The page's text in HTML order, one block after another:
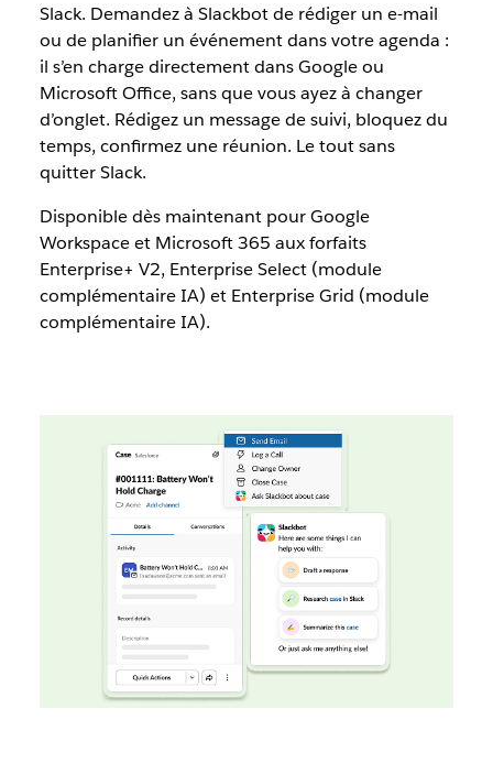
Slack. Demandez à Slackbot de rédiger un e-mail
ou de planifier un événement dans votre agenda :
il s’en charge directement dans Google ou
Microsoft Office, sans que vous ayez à changer
d’onglet. Rédigez un message de suivi, bloquez du
temps, confirmez une réunion. Le tout sans
quitter Slack.
Disponible dès maintenant pour Google
Workspace et Microsoft 365 aux forfaits
Enterprise+ V2, Enterprise Select (module
complémentaire IA) et Enterprise Grid (module
complémentaire IA).